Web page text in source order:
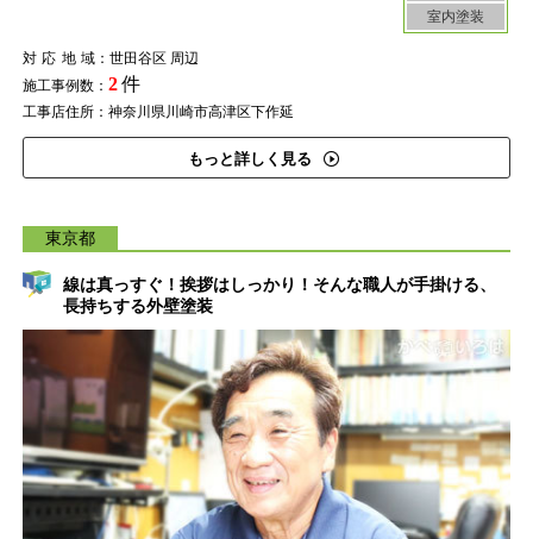
室内塗装
対応地域：世田谷区 周辺
施工事例数： 2件
工事店住所：神奈川県川崎市高津区下作延
もっと詳しく見る
東京都
線は真っすぐ！挨拶はしっかり！そんな職人が手掛ける、
長持ちする外壁塗装